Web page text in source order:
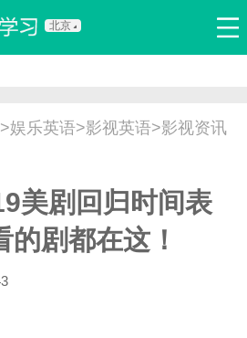
北京
场英语 娱乐英语 少儿英语
>娱乐英语>影视英语>影视资讯
美剧回归时间表
剧都在这！